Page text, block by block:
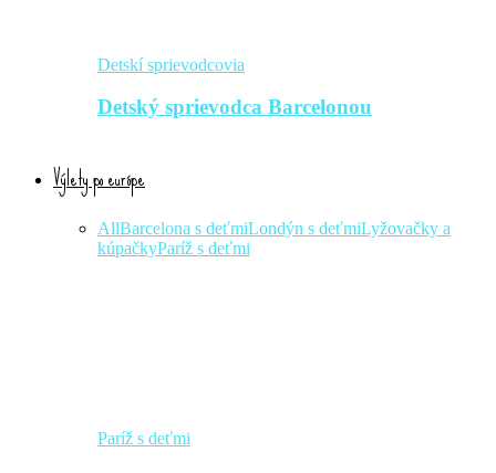
Detskí sprievodcovia
Detský sprievodca Barcelonou
Výlety po európe
AllBarcelona s deťmiLondýn s deťmiLyžovačky a
kúpačkyParíž s deťmi
Paríž s deťmi